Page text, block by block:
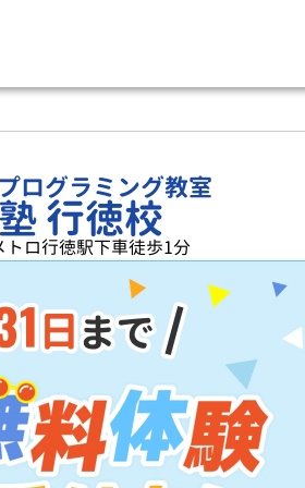
ログラミング教室
行徳校
トロ行徳駅下車徒歩1分